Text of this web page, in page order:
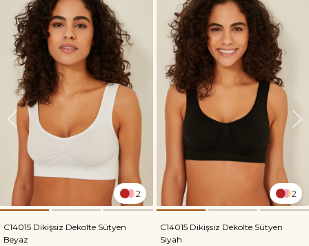
2
C14015 Dikişsiz Dekolte Sütyen
Beyaz
2
C14015 Dikişsiz Dekolte Sütyen
Siyah